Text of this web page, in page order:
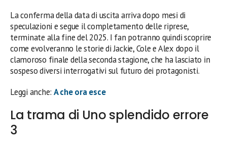
La conferma della data di uscita arriva dopo mesi di
speculazioni e segue il completamento delle riprese,
terminate alla fine del 2025. I fan potranno quindi scoprire
come evolveranno le storie di Jackie, Cole e Alex dopo il
clamoroso finale della seconda stagione, che ha lasciato in
sospeso diversi interrogativi sul futuro dei protagonisti.
Leggi anche: A che ora esce
La trama di Uno splendido errore
3